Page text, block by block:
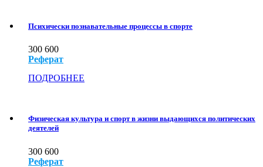
Психически познавательные процессы в спорте
300 600
Реферат
ПОДРОБНЕЕ
Физическая культура и спорт в жизни выдающихся политических
деятелей
300 600
Реферат